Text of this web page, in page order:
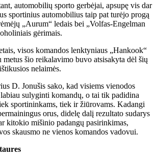
automobilių sporto gerbėjai, apsupę vis dar
sportinius automobilius taip pat turėjo progą
„Aurum“ ledais bei „Volfas-Engelman
gėrimais.
visos komandos lenktyniaus „Hankook“
metus šio reikalavimo buvo atsisakyta dėl šių
nelaimės.
D. Jonušis sako, kad visiems vienodos
sulyginti komandų, o tai tik padidina
sportininkams, tiek ir žiūrovams. Kadangi
orus, didelę dalį rezultato sudarys
kitokio mišinio padangų pasirinkimas,
skausmo ne vienos komandos vadovui.